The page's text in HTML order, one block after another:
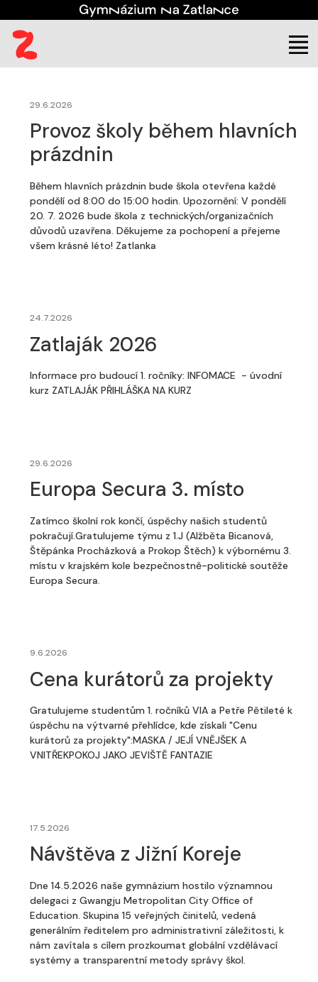
Aktuality(aktuální)
29.6.2026
Provoz školy během hlavních
prázdnin
Během hlavních prázdnin bude škola otevřena každé
pondělí od 8:00 do 15:00 hodin. Upozornění: V pondělí
20. 7. 2026 bude škola z technických/organizačních
důvodů uzavřena. Děkujeme za pochopení a přejeme
všem krásné léto! Zatlanka
24.7.2026
Zatlaják 2026
Informace pro budoucí 1. ročníky: INFOMACE - úvodní
kurz ZATLAJÁK PŘIHLÁŠKA NA KURZ
29.6.2026
Europa Secura 3. místo
Zatímco školní rok končí, úspěchy našich studentů
pokračují.Gratulujeme týmu z 1.J (Alžběta Bicanová,
Štěpánka Procházková a Prokop Štěch) k výbornému 3.
místu v krajském kole bezpečnostně-politické soutěže
Europa Secura.
9.6.2026
Cena kurátorů za projekty
Gratulujeme studentům 1. ročníků VIA a Petře Pětileté k
úspěchu na výtvarné přehlídce, kde získali "Cenu
kurátorů za projekty":MASKA / JEJÍ VNĚJŠEK A
VNITŘEKPOKOJ JAKO JEVIŠTĚ FANTAZIE
17.5.2026
Návštěva z Jižní Koreje
Dne 14.5.2026 naše gymnázium hostilo významnou
delegaci z Gwangju Metropolitan City Office of
Education. Skupina 15 veřejných činitelů, vedená
generálním ředitelem pro administrativní záležitosti, k
nám zavítala s cílem prozkoumat globální vzdělávací
systémy a transparentní metody správy škol.